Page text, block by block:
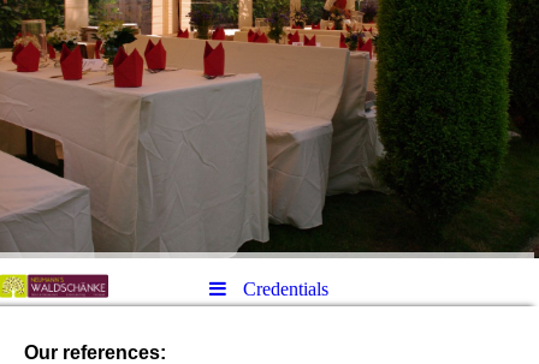
Credentials
Our references: